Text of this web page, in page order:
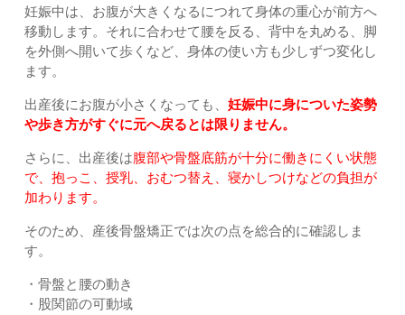
妊娠中は、お腹が大きくなるにつれて身体の重心が前方へ
移動します。それに合わせて腰を反る、背中を丸める、脚
を外側へ開いて歩くなど、身体の使い方も少しずつ変化し
ます。
出産後にお腹が小さくなっても、 妊娠中に身についた姿勢
や歩き方がすぐに元へ戻るとは限りません。
さらに、出産後は腹部や骨盤底筋が十分に働きにくい状態
で、抱っこ、授乳、おむつ替え、寝かしつけなどの負担が
加わります。
そのため、産後骨盤矯正では次の点を総合的に確認しま
す。
・骨盤と腰の動き
・股関節の可動域